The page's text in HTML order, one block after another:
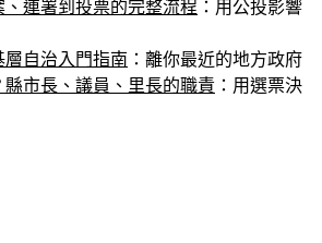
連署到投票的完整流程 ：用公投影響
層自治入門指南 ：離你最近的地方政府
市長、議員、里長的職責 ：用選票決